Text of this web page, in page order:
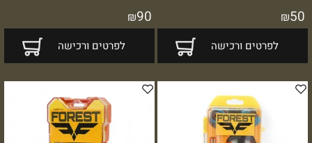
₪50
לפרטים ורכישה
₪90
לפרטים ורכישה